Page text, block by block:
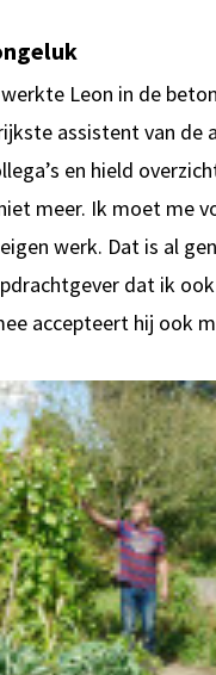
Leon in de
assistent van de
en hield
meer. Ik moet me
werk. Dat is al
dat ik
accepteert hij ook